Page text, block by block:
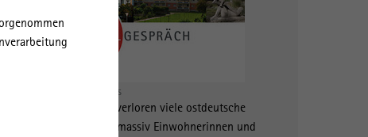
Foto v.l.n.r.: © Harald Henkel, IRS,IRS
In den 2000er Jahren verloren viele ostdeutsche
Großwohnsiedlungen massiv Einwohnerinnen und